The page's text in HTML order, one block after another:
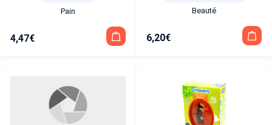
Pain
4,47€
Beauté
6,20€